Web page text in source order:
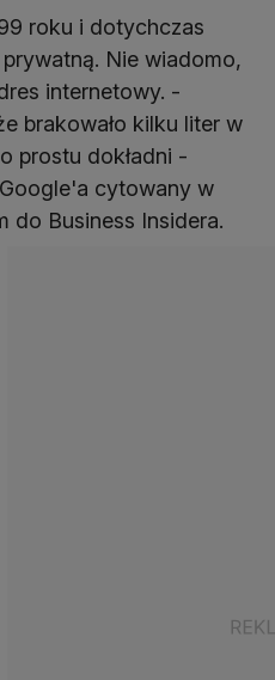
roku i dotychczas
prywatną. Nie wiadomo,
internetowy. -
brakowało kilku liter w
prostu dokładni -
cytowany w
do Business Insidera.